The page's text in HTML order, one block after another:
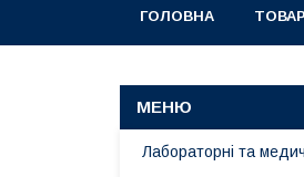
ГОЛОВНА
Лабораторні та